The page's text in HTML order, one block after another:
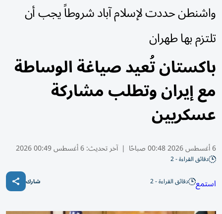
واشنطن حددت لإسلام آباد شروطاً يجب أن
تلتزم بها طهران
باكستان تُعيد صياغة الوساطة
مع إيران وتطلب مشاركة
عسكريين
6 أغسطس 2026 00:48 صباحًا | آخر تحديث:6 أغسطس 00:49 2026
دقائق القراءة - 2
استمع دقائق القراءة - 2 شارك